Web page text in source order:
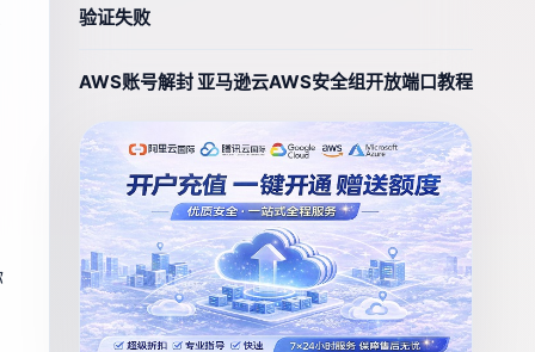
验证失败
AWS账号解封 亚马逊云AWS安全组开放端口教程